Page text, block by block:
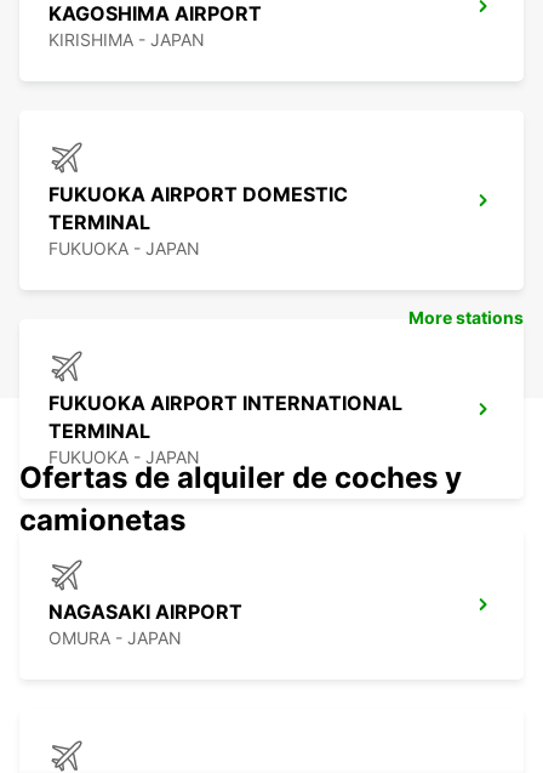
KAGOSHIMA AIRPORT
KIRISHIMA - JAPAN
FUKUOKA AIRPORT DOMESTIC
TERMINAL
FUKUOKA - JAPAN
FUKUOKA AIRPORT INTERNATIONAL
TERMINAL
FUKUOKA - JAPAN
NAGASAKI AIRPORT
OMURA - JAPAN
More stations
Ofertas de alquiler de coches y
camionetas